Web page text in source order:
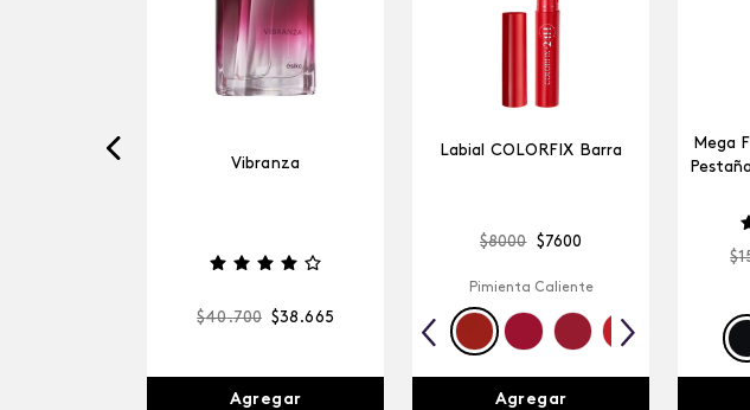
Vibranza
$40.700 $38 .665
Agregar
Labial COLORFIX Barra
$8000 $7600
Pimienta Caliente
Agregar
Mega
$